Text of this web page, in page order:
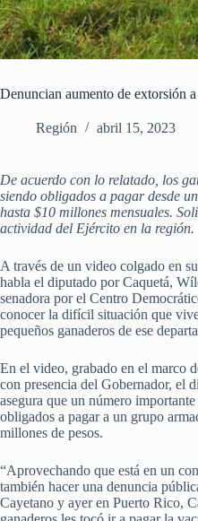
Denuncian aumento de extorsión
Región abril 15, 2023
De acuerdo con lo relatado, los
siendo obligados a pagar desde
hasta $10 millones mensuales.
actividad del Ejército en la región.
A través de un video colgado en
habla el diputado por Caquetá,
senadora por el Centro
conocer la difícil situación que
pequeños ganaderos de ese
En el video, grabado en el marco
con presencia del Gobernador, el
asegura que un número
obligados a pagar a un grupo
millones de pesos.
“Aprovechando que está en un
también hacer una denuncia
Cayetano y ayer en Puerto Rico,